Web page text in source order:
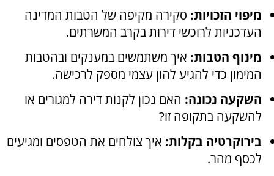
מיפוי הזכויות: סקירה מקיפה של הטבות המדינה
העדכניות לרוכשי דירות בקרב המשרתים.
מינוף הטבות: איך משתמשים במענקים ובהטבות
המימון כדי להגיע להון עצמי מספק לרכישה.
השקעה נכונה: האם נכון לקנות דירה למגורים או
להשקעה בתקופה זו?
בירוקרטיה בקלות: איך צולחים את הטפסים ומגיעים
לכסף מהר.